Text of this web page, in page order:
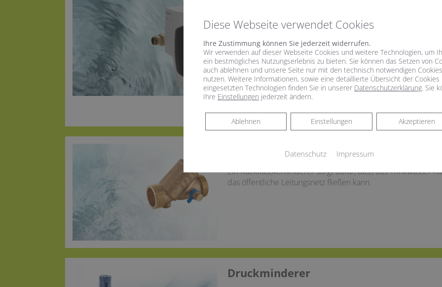
Schmutziges Trinkwasser betrifft nicht nur
durchaus ein Problem dar. Sobald es im öffentlichen Netz
Rohrspülung durch den Versorger kommt, können Sand
Wasserfilter halten im Trinkwasser mitgeführte Partikel wie
Rostteilchen zurück und schützen somit die gesamte
Verunreinigung.Gemäß der Trinkwasserverordnung muss in
nach dem Wasserzähler ein Schutzfilter eingebaut sein. Ist
regelmäßige Wartung oftmals außer Acht gelassen. Die
mehr gewährleistet werden.
Rückflussverhinderer​
Ein Rückflussverhinderer sorgt dafür, dass das Trinkwasser
das öffentliche Leitungsnetz fließen kann.
Druckminderer​
Diese Webseite verwendet Cookies
Ihre Zustimmung können Sie jederzeit widerrufen.
Wir verwenden auf dieser Webseite Cookies und weitere Technologien, um
ein bestmögliches Nutzungserlebnis zu bieten. Sie können das Setzen von
auch ablehnen und unsere Seite nur mit den technisch notwendigen Cookies
nutzen. Weitere Informationen, sowie eine detaillierte Übersicht der Cookies
eingesetzten Technologien finden Sie in unserer Datenschutzerklärung. Sie
Ihre Einstellungen jederzeit ändern.
Akzeptieren
Einstellungen
Ablehnen
Ablehnen
Datenschutz Impressum